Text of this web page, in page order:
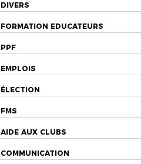
DIVERS
FORMATION EDUCATEURS
PPF
EMPLOIS
ÉLECTION
FMS
AIDE AUX CLUBS
COMMUNICATION